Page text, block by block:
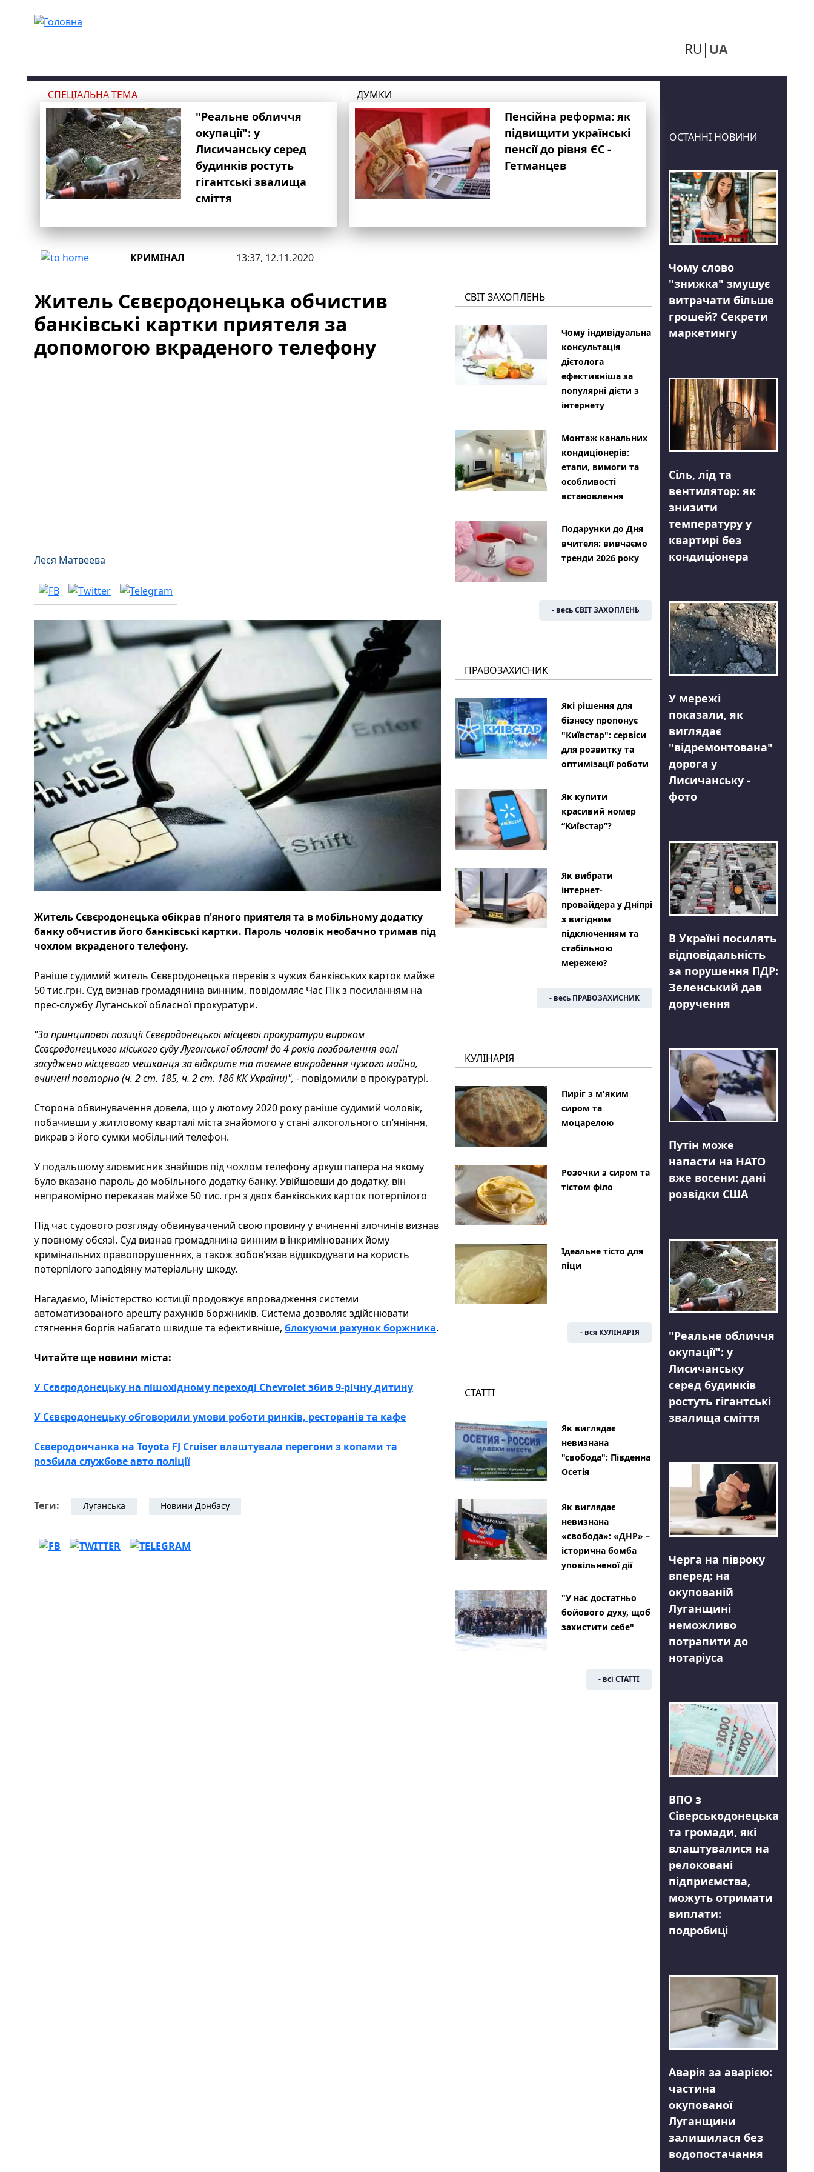
RU UA
СПЕЦІАЛЬНА ТЕМА
"Реальне обличчя
окупації": у
Лисичанську серед
будинків ростуть
гігантські звалища
сміття
ДУМКИ
Пенсійна реформа: як
підвищити українські
пенсії до рівня ЄС -
Гетманцев
КРИМІНАЛ 13:37, 12.11.2020
Житель Сєвєродонецька обчистив
банківські картки приятеля за
допомогою вкраденого телефону
Леся Матвеева
Житель Сєвєродонецька обікрав п'яного приятеля та в мобільному додатку
банку обчистив його банківські картки. Пароль чоловік необачно тримав під
чохлом вкраденого телефону.
Раніше судимий житель Сєвєродонецька перевів з чужих банківських карток майже
50 тис.грн. Суд визнав громадянина винним, повідомляє Час Пік з посиланням на
прес-службу Луганської обласної прокуратури.
"За принципової позиції Сєвєродонецької місцевої прокуратури вироком
Сєвєродонецького міського суду Луганської області до 4 років позбавлення волі
засуджено місцевого мешканця за відкрите та таємне викрадення чужого майна,
вчинені повторно (ч. 2 ст. 185, ч. 2 ст. 186 КК України)", - повідомили в прокуратурі.
Сторона обвинувачення довела, що у лютому 2020 року раніше судимий чоловік,
побачивши у житловому кварталі міста знайомого у стані алкогольного сп’яніння,
викрав з його сумки мобільний телефон.
У подальшому зловмисник знайшов під чохлом телефону аркуш папера на якому
було вказано пароль до мобільного додатку банку. Увійшовши до додатку, він
неправомірно переказав майже 50 тис. грн з двох банківських карток потерпілого
Під час судового розгляду обвинувачений свою провину у вчиненні злочинів визнав
у повному обсязі. Суд визнав громадянина винним в інкримінованих йому
кримінальних правопорушеннях, а також зобов'язав відшкодувати на користь
потерпілого заподіяну матеріальну шкоду.
Нагадаємо, Міністерство юстиції продовжує впровадження системи
автоматизованого арешту рахунків боржників. Система дозволяє здійснювати
стягнення боргів набагато швидше та ефективніше, блокуючи рахунок боржника.
Читайте ще новини міста:
У Сєвєродонецьку на пішохідному переході Chevrolet збив 9-річну дитину
У Сєвєродонецьку обговорили умови роботи ринків, ресторанів та кафе
Сєверодончанка на Toyota FJ Cruiser влаштувала перегони з копами та
розбила службове авто поліції
Теги: Луганська Новини Донбасу
СВІТ ЗАХОПЛЕНЬ
Чому індивідуальна
консультація
дієтолога
ефективніша за
популярні дієти з
інтернету
Монтаж канальних
кондиціонерів:
етапи, вимоги та
особливості
встановлення
Подарунки до Дня
вчителя: вивчаємо
тренди 2026 року
- весь СВІТ ЗАХОПЛЕНЬ
ПРАВОЗАХИСНИК
Які рішення для
бізнесу пропонує
"Київстар": сервіси
для розвитку та
оптимізації роботи
Як купити
красивий номер
“Київстар”?
Як вибрати
інтернет-
провайдера у Дніпрі
з вигідним
підключенням та
стабільною
мережею?
- весь ПРАВОЗАХИСНИК
КУЛІНАРІЯ
Пиріг з м'яким
сиром та
моцарелою
Розочки з сиром та
тістом філо
Ідеальне тісто для
піци
- вся КУЛІНАРІЯ
СТАТТІ
Як виглядає
невизнана
"свобода": Південна
Осетія
Як виглядає
невизнана
«свобода»: «ДНР» –
історична бомба
уповільненої дії
"У нас достатньо
бойового духу, щоб
захистити себе"
- всі СТАТТІ
ОСТАННІ НОВИНИ
Чому слово
"знижка" змушує
витрачати більше
грошей? Секрети
маркетингу
Сіль, лід та
вентилятор: як
знизити
температуру у
квартирі без
кондиціонера
У мережі
показали, як
виглядає
"відремонтована"
дорога у
Лисичанську -
фото
В Україні посилять
відповідальність
за порушення ПДР:
Зеленський дав
доручення
Путін може
напасти на НАТО
вже восени: дані
розвідки США
"Реальне обличчя
окупації": у
Лисичанську
серед будинків
ростуть гігантські
звалища сміття
Черга на півроку
вперед: на
окупованій
Луганщині
неможливо
потрапити до
нотаріуса
ВПО з
Сіверськодонецька
та громади, які
влаштувалися на
релоковані
підприємства,
можуть отримати
виплати:
подробиці
Аварія за аварією:
частина
окупованої
Луганщини
залишилася без
водопостачання